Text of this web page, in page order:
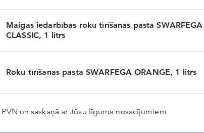
Maigas iedarbības roku tīrīšanas pasta SWARFEGA
CLASSIC, 1 litrs
Roku tīrīšanas pasta SWARFEGA ORANGE, 1 litrs
un saskaņā ar Jūsu līguma nosacījumiem